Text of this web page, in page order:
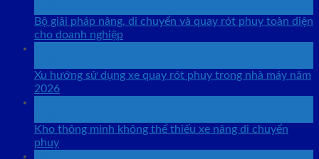
Bộ giải pháp nâng, di chuyển và quay rót phuy toàn diện
cho doanh nghiệp
Xu hướng sử dụng xe quay rót phuy trong nhà máy năm
2026
Kho thông minh không thể thiếu xe nâng di chuyển
phuy